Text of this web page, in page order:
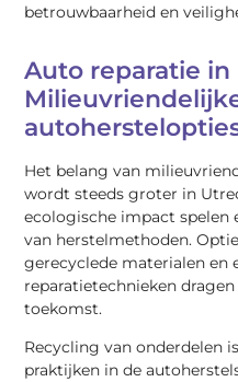
betrouwbaarheid en
Auto reparatie
Het belang van
wordt steeds groter in
ecologische impact spelen
van herstelmethoden.
gerecyclede materialen en
reparatietechnieken
toekomst.
Recycling van onderdelen
praktijken in de